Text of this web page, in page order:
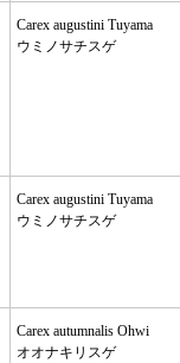
Carex augustini Tuyama
ウミノサチスゲ
Carex augustini Tuyama
ウミノサチスゲ
Carex autumnalis Ohwi
オオナキリスゲ